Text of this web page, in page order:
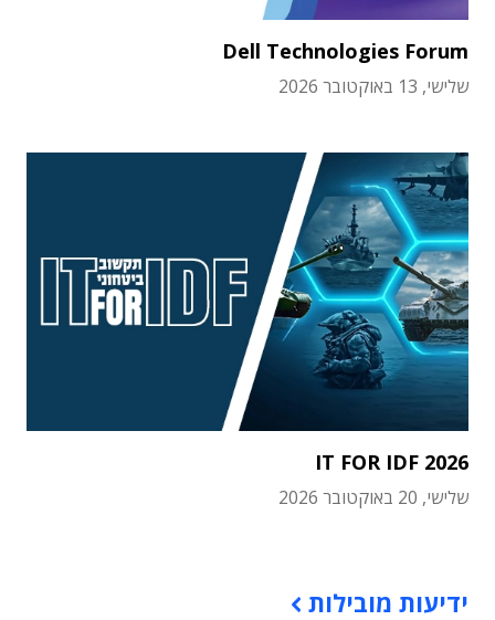
Dell Technologies Forum
שלישי, 13 באוקטובר 2026
IT FOR IDF 2026
שלישי, 20 באוקטובר 2026
ידיעות מובילות